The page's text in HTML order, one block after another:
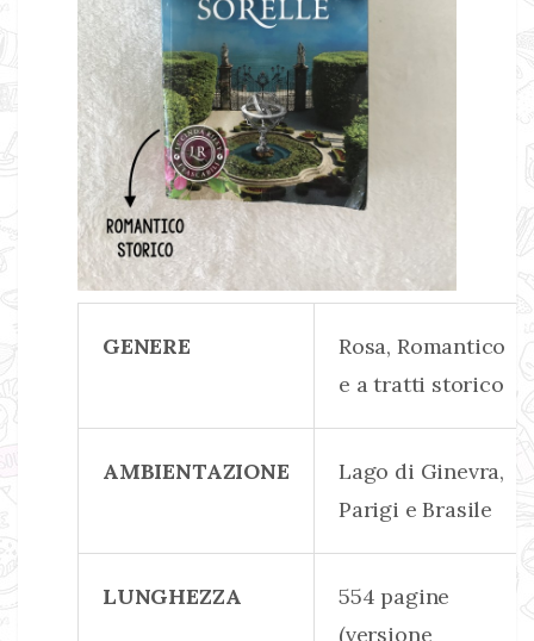
GENERE
Rosa, Romantico
e a tratti storico
AMBIENTAZIONE
Lago di Ginevra,
Parigi e Brasile
LUNGHEZZA
554 pagine
(versione